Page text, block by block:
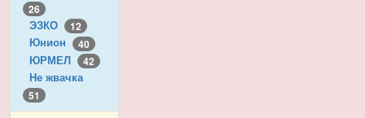
26
ЭЗКО 12
Юнион 40
ЮРМЕЛ 42
Не жвачка
51